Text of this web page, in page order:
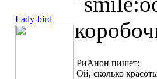
Lady-bird
РиАнон пишет:
Ой, сколько